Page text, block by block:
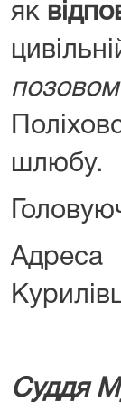
як
позовом
шлюбу.
Суддя